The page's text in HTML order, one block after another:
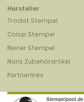
Hersteller
Trodat Stempel
Colop Stempel
Reiner Stempel
Noris Zubehörartikel
Partnerlinks